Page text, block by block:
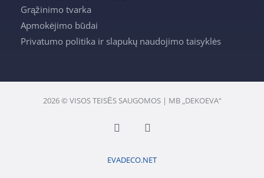
Grąžinimo tvarka
Apmokėjimo būdai
Privatumo politika ir slapukų naudojimo taisyklės
2026 © VISOS TEISĖS SAUGOMOS | MB „DEKOEVA“
F
e
I
t
EVADECO.NET